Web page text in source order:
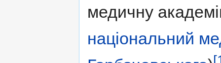
медичну
національний